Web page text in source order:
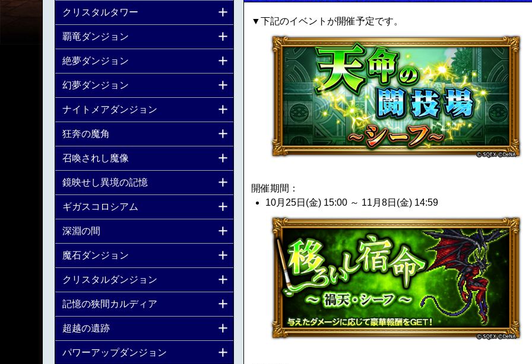
▼下記のイベントが開催予定です。
開催期間：
10月25日(金) 15:00 ～ 11月8日(金) 14:59
クリスタルタワー
覇竜ダンジョン
絶夢ダンジョン
幻夢ダンジョン
ナイトメアダンジョン
狂奔の魔角
召喚されし魔像
鏡映せし異境の記憶
ギガスコロシアム
深淵の間
魔石ダンジョン
クリスタルダンジョン
記憶の狭間カルディア
超越の遺跡
パワーアップダンジョン